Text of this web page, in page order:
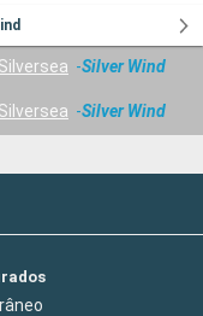
Silversea Silver Wind
Silversea Silver Wind